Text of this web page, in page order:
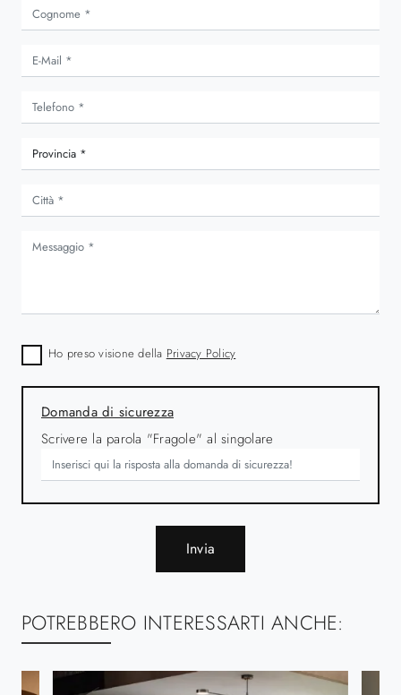
Ho preso visione della Privacy Policy
Domanda di sicurezza
Scrivere la parola "Fragole" al singolare
Invia
POTREBBERO INTERESSARTI ANCHE: